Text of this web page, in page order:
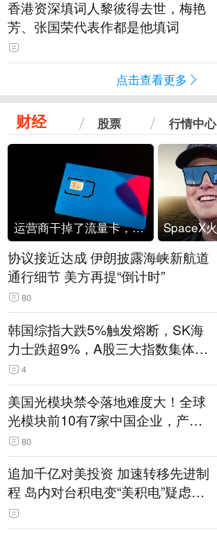
香港资深填词人黎彼得去世，梅艳
芳、张国荣代表作都是他填词
点击查看更多
财经 股票 行情中心
运营商干掉了流量卡，他们真的玩不起了
协议接近达成 伊朗披露海峡新航道
通行细节 美方再提“倒计时”
80
韩国综指大跌5%触发熔断，SK海
力士跌超9%，A股三大指数集体低
开 4
美国光模块禁令落地难度大！全球
光模块前10有7家中国企业，产业
界人士：想“脱钩”并不容易
80
追加千亿对美投资 加速转移先进制
程 岛内对台积电变“美积电”疑虑担
忧加剧